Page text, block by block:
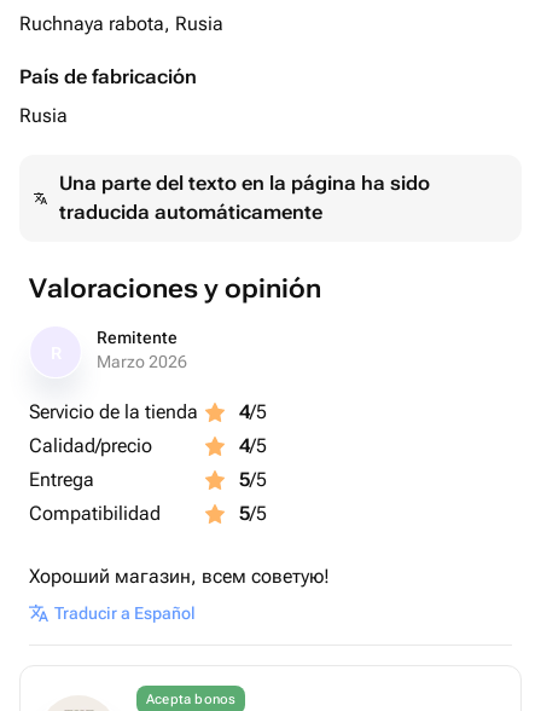
Ruchnaya rabota, Rusia
País de fabricación
Rusia
Una parte del texto en la página ha sido
traducida automáticamente
Valoraciones y opinión
Remitente
Marzo 2026
Servicio de la tienda 4/5
Calidad/precio
4/5
Entrega
5/5
Compatibilidad
5/5
Хороший магазин, всем советую!
Traducir a Español
Acepta bonos